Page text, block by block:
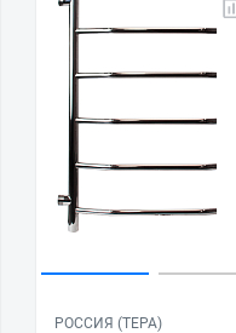
РОССИЯ (ТЕРА)